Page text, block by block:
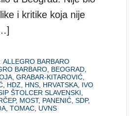
i kritike koja nije
ALLEGRO BARBARO
BARBARO, BEOGRAD,
,GRABAR-KITAROVIĆ,
, HDZ, HNS, HRVATSKA, IVO
ŠTOLCER SLAVENSKI,
, MOST, PANENIĆ,SDP,
,TOMAC, UVNS